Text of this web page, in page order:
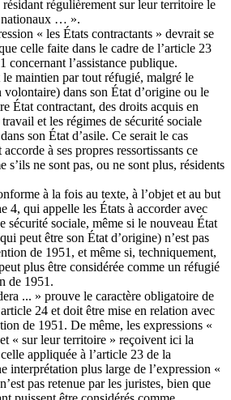
régulièrement sur leur territoire le
nationaux … ».
« les États contractants » devrait se
celle faite dans le cadre de l’article 23
concernant l’assistance publique.
maintien par tout réfugié, malgré le
dans son État d’origine ou le
État contractant, des droits acquis en
et les régimes de sécurité sociale
son État d’asile. Ce serait le cas
à ses propres ressortissants ce
s’ils ne sont pas, ou ne sont plus, résidents
à la fois au texte, à l’objet et au but
4, qui appelle les États à accorder avec
sécurité sociale, même si le nouveau État
peut être son État d’origine) n’est pas
de 1951, et même si, techniquement,
plus être considérée comme un réfugié
de 1951.
... » prouve le caractère obligatoire de
24 et doit être mise en relation avec
de 1951. De même, les expressions «
« sur leur territoire » reçoivent ici la
appliquée à l’article 23 de la
interprétation plus large de l’expression «
pas retenue par les juristes, bien que